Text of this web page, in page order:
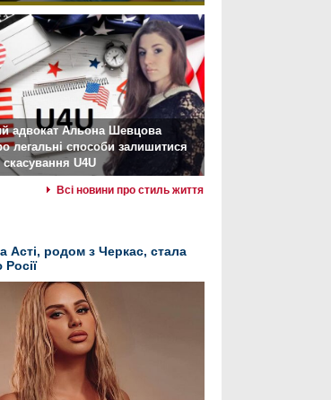
адвокат Альона Шевцова
легальні способи залишитися
U4U
Всі новини про стиль життя
Асті, родом з Черкас, стала